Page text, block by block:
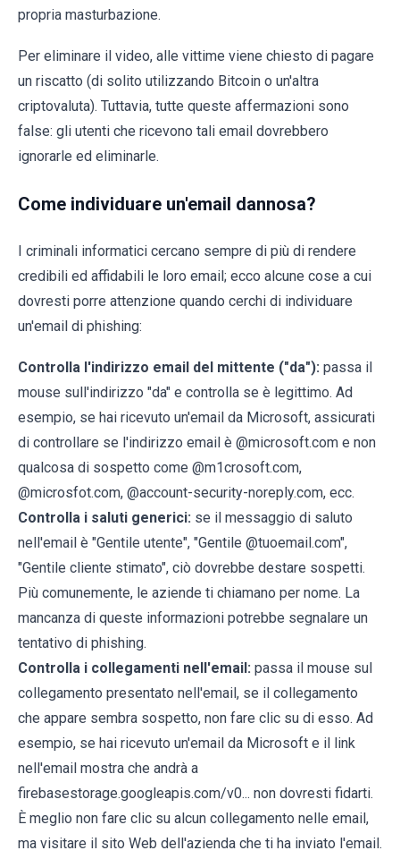
propria masturbazione.
Per eliminare il video, alle vittime viene chiesto di pagare
un riscatto (di solito utilizzando Bitcoin o un'altra
criptovaluta). Tuttavia, tutte queste affermazioni sono
false: gli utenti che ricevono tali email dovrebbero
ignorarle ed eliminarle.
Come individuare un'email dannosa?
I criminali informatici cercano sempre di più di rendere
credibili ed affidabili le loro email; ecco alcune cose a cui
dovresti porre attenzione quando cerchi di individuare
un'email di phishing:
Controlla l'indirizzo email del mittente ("da"): passa il
mouse sull'indirizzo "da" e controlla se è legittimo. Ad
esempio, se hai ricevuto un'email da Microsoft, assicurati
di controllare se l'indirizzo email è @microsoft.com e non
qualcosa di sospetto come @m1crosoft.com,
@microsfot.com, @account-security-noreply.com, ecc.
Controlla i saluti generici: se il messaggio di saluto
nell'email è "Gentile utente", "Gentile @tuoemail.com",
"Gentile cliente stimato", ciò dovrebbe destare sospetti.
Più comunemente, le aziende ti chiamano per nome. La
mancanza di queste informazioni potrebbe segnalare un
tentativo di phishing.
Controlla i collegamenti nell'email: passa il mouse sul
collegamento presentato nell'email, se il collegamento
che appare sembra sospetto, non fare clic su di esso. Ad
esempio, se hai ricevuto un'email da Microsoft e il link
nell'email mostra che andrà a
firebasestorage.googleapis.com/v0... non dovresti fidarti.
È meglio non fare clic su alcun collegamento nelle email,
ma visitare il sito Web dell'azienda che ti ha inviato l'email.